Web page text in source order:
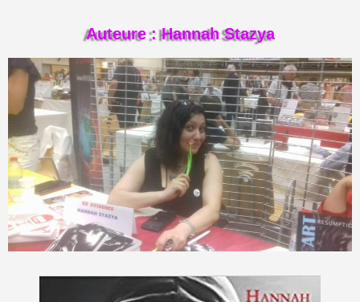
Auteure : Hannah Stazya